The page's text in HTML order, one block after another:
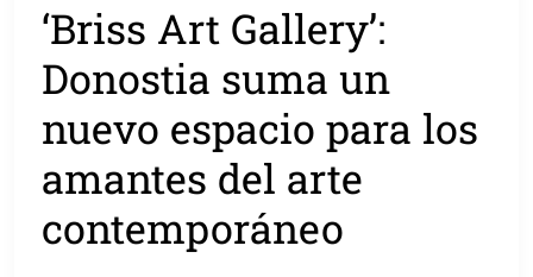
‘Briss Art Gallery’:
Donostia suma un
nuevo espacio para los
amantes del arte
contemporáneo